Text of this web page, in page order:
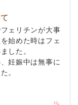
ェリチンが大事
始めた時はフェ
した。
妊娠中は無事に
。